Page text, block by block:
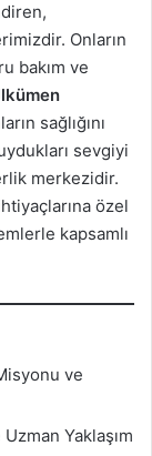
Onların
bakım ve
sağlığını
sevgiyi
merkezidir.
özel
kapsamlı
ve
Yaklaşım